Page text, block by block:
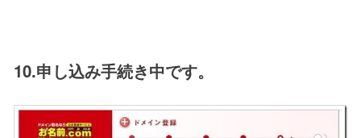
10.申し込み手続き中です。